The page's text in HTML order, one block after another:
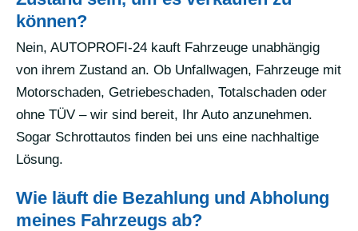
können?
Nein, AUTOPROFI-24 kauft Fahrzeuge unabhängig
von ihrem Zustand an. Ob Unfallwagen, Fahrzeuge mit
Motorschaden, Getriebeschaden, Totalschaden oder
ohne TÜV – wir sind bereit, Ihr Auto anzunehmen.
Sogar Schrottautos finden bei uns eine nachhaltige
Lösung.
Wie läuft die Bezahlung und Abholung
meines Fahrzeugs ab?